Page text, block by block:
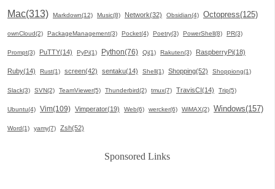
Mac(313) Markdown(12) Music(8) Network(32) Obsidian(4) Octopress(125)
ownCloud(2) PackageManagement(3) Pocket(4) Poetry(3) PowerShell(8) PR(3)
Prompt(3) PuTTY(14) PyPi(1) Python(76) Qi(1) Rakuten(3) RaspberryPi(18)
Ruby(14) Rust(1) screen(42) sentaku(14) Shell(1) Shopping(52) Shoppiong(1)
Slack(3) SVN(2) TeamViewer(5) Thunderbird(2) tmux(7) TravisCI(14) Trip(5)
Ubuntu(4) Vim(109) Vimperator(19) Web(6) wercker(6) WiMAX(2) Windows(157)
Word(1) yamy(7) Zsh(52)
Sponsored Links